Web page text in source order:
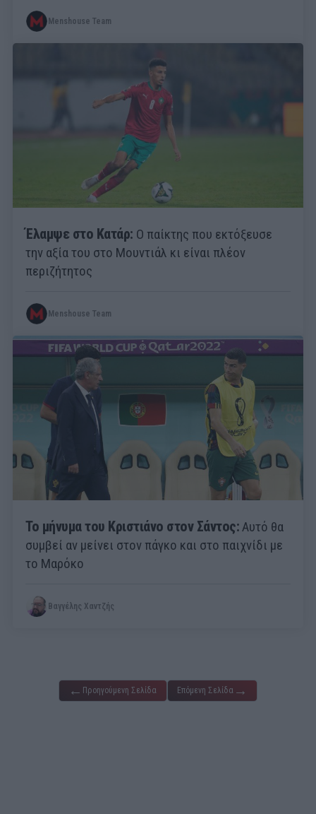
Menshouse Team
Έλαμψε στο Κατάρ: Ο παίκτης που εκτόξευσε
την αξία του στο Μουντιάλ κι είναι πλέον
περιζήτητος
Menshouse Team
Το μήνυμα του Κριστιάνο στον Σάντος:Αυτό θα
συμβεί αν μείνει στον πάγκο και στο παιχνίδι με
το Μαρόκο
Βαγγέλης Χαντζής
← Προηγούμενη Σελίδα Επόμενη Σελίδα→